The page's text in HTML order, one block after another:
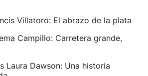
Villatoro: El abrazo de la plata
Campillo: Carretera grande,
Laura Dawson: Una historia